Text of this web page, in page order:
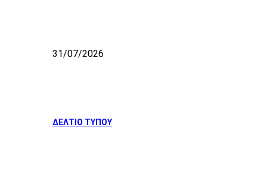
31/07/2026
ΔΕΛΤΙΟ ΤΥΠΟΥ